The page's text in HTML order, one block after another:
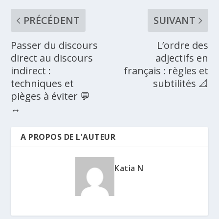
PRÉCÉDENT
Passer du discours
direct au discours
indirect :
techniques et
pièges à éviter 💬
↔️
SUIVANT
L’ordre des
adjectifs en
français : règles et
subtilités 📐
A PROPOS DE L'AUTEUR
Katia N